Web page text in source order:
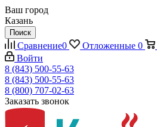
Ваш город
Казань
Поиск
Сравнение0 Отложенные 0
Войти
8 (843) 500-55-63
8 (843) 500-55-63
8 (800) 707-02-63
Заказать звонок